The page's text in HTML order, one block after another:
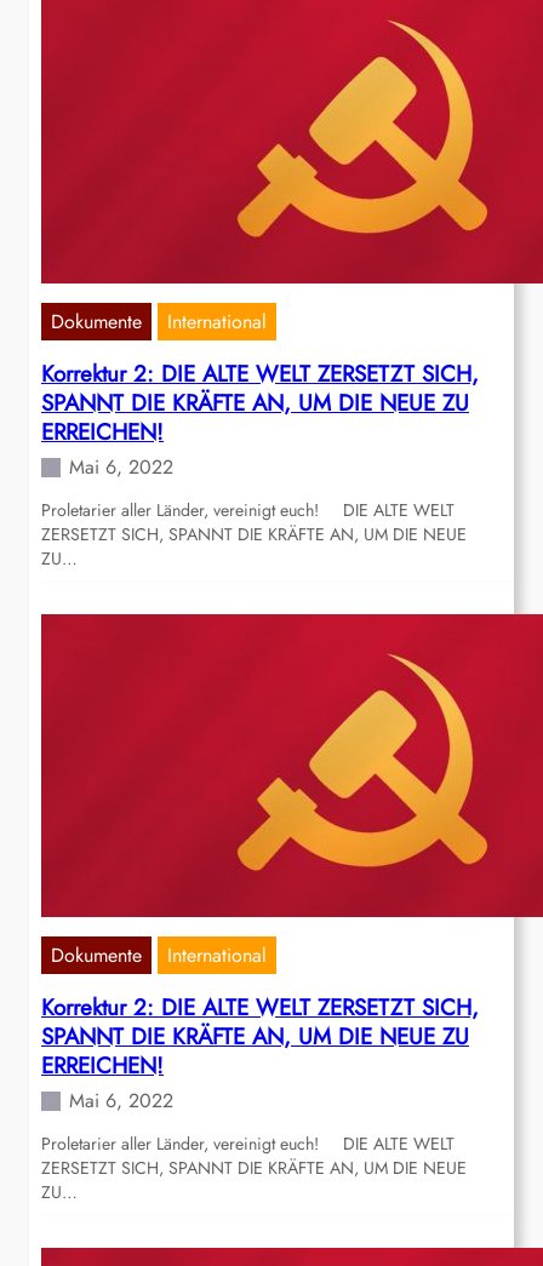
Dokumente International
Korrektur 2: DIE ALTE WELT ZERSETZT SICH,
SPANNT DIE KRÄFTE AN, UM DIE NEUE ZU
ERREICHEN!
Mai 6, 2022
Proletarier aller Länder, vereinigt euch! DIE ALTE WELT
ZERSETZT SICH, SPANNT DIE KRÄFTE AN, UM DIE NEUE
ZU…
Dokumente International
Korrektur 2: DIE ALTE WELT ZERSETZT SICH,
SPANNT DIE KRÄFTE AN, UM DIE NEUE ZU
ERREICHEN!
Mai 6, 2022
Proletarier aller Länder, vereinigt euch! DIE ALTE WELT
ZERSETZT SICH, SPANNT DIE KRÄFTE AN, UM DIE NEUE
ZU…